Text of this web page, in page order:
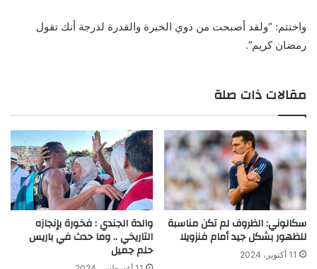
واختتم: “ولقد أصبحت من ذوي الخبرة والقدرة لدرجة أنك تقول
رمضان كريم”.
مقالات ذات صلة
سكالوني: الظروف لم تكن مناسبة
للظهور بشكل جيد أمام فنزويلا
11 أكتوبر، 2024
والدة الجندي : فخورة بإنجازه
التاريخي .. وما حدث في باريس
حلم جميل